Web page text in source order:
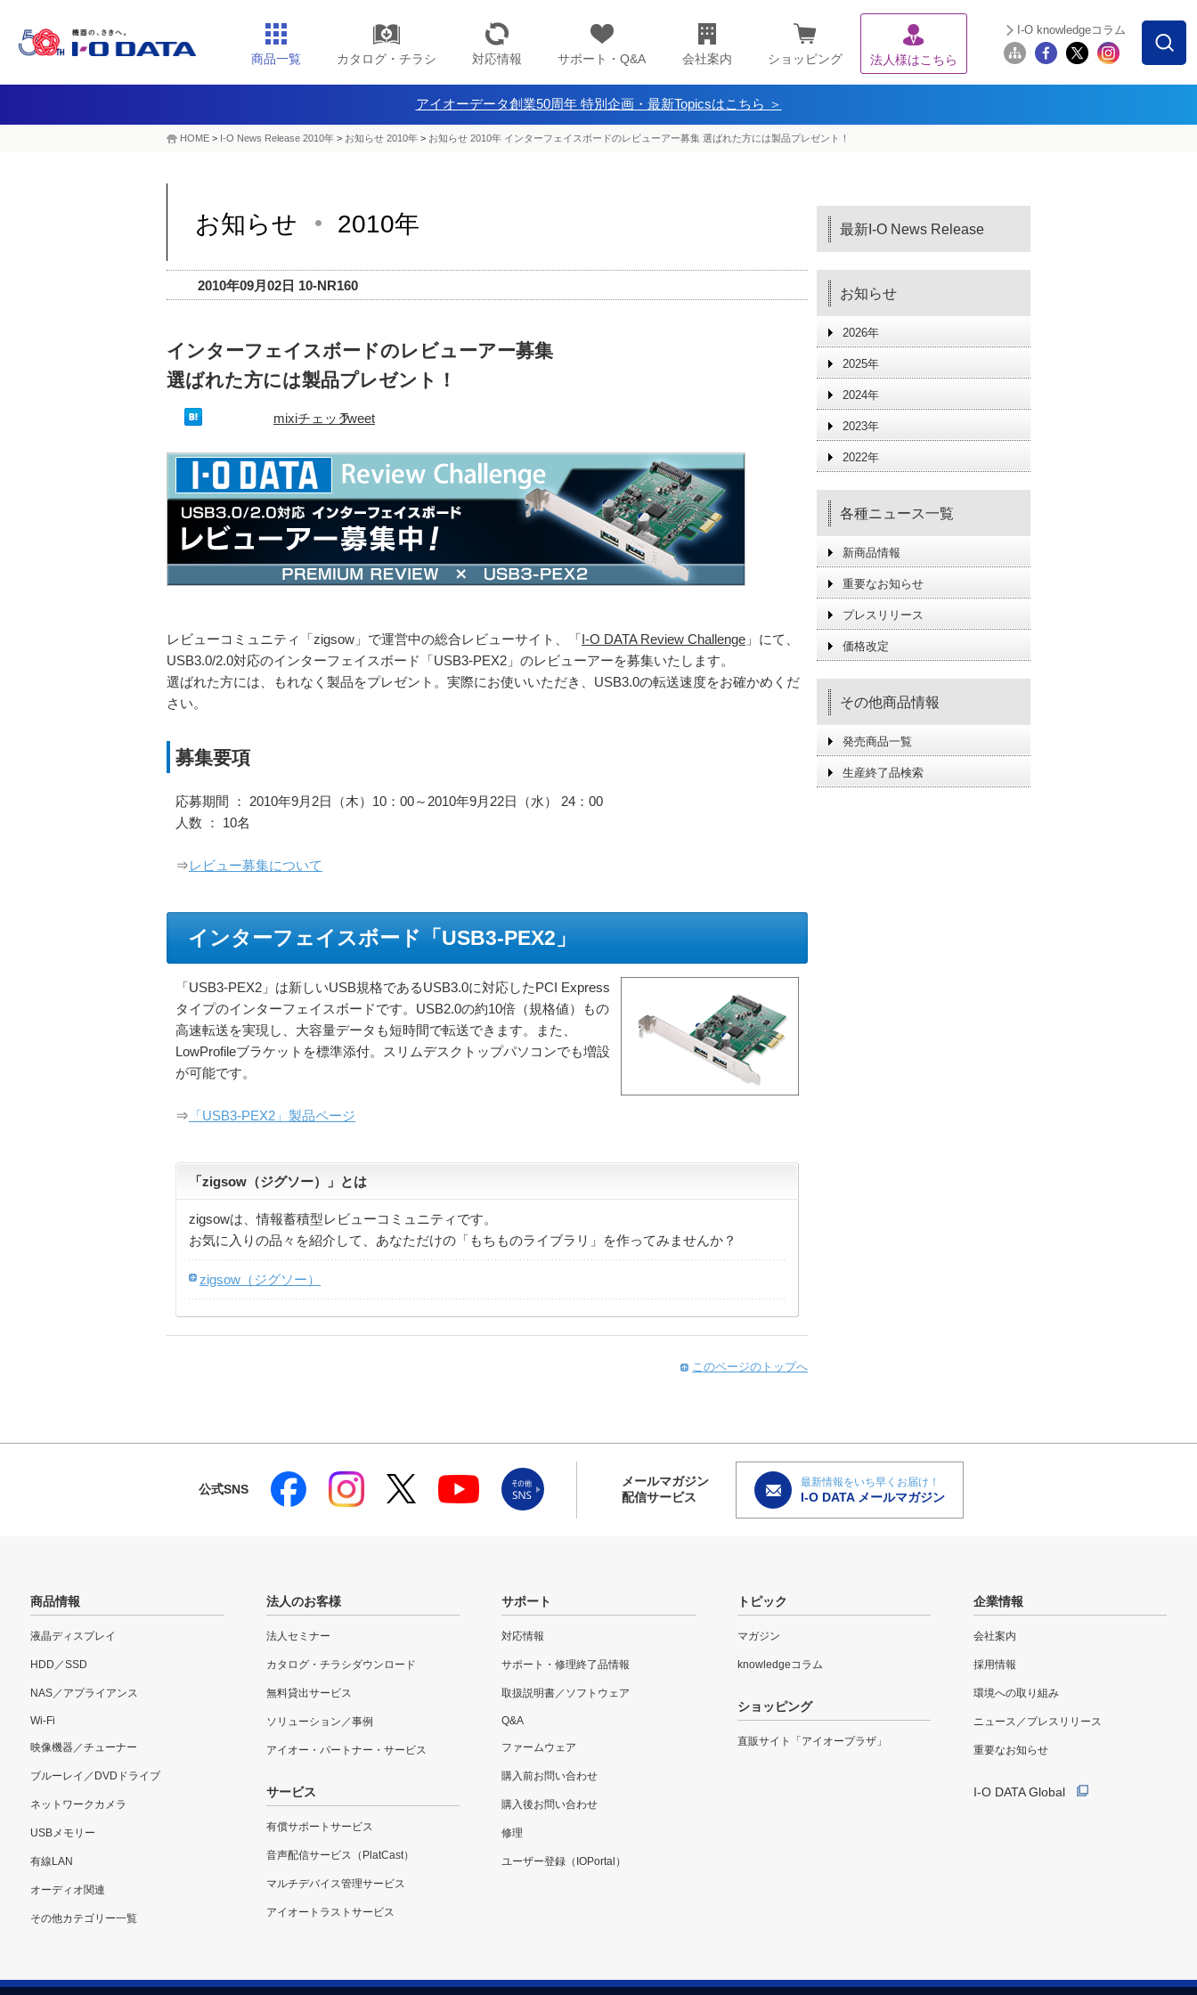
商品一覧 カタログ・チラシ 対応情報 サポート・Q&A 会社案内 ショッピング 法人様はこちら
I-O knowledgeコラム
アイオーデータ創業50周年 特別企画・最新Topicsはこちら ＞
HOME > I-O News Release 2010年 > お知らせ 2010年 > お知らせ 2010年 インターフェイスボードのレビューアー募集 選ばれた方には製品プレゼント！
お知らせ 2010年
2010年09月02日 10-NR160
インターフェイスボードのレビューアー募集
選ばれた方には製品プレゼント！
mixiチェックTweet
レビューコミュニティ「zigsow」で運営中の総合レビューサイト、「I-O DATA Review Challenge 」にて、
USB3.0/2.0対応のインターフェイスボード「USB3-PEX2」のレビューアーを募集いたします。
選ばれた方には、もれなく製品をプレゼント。実際にお使いいただき、USB3.0の転送速度をお確かめくだ
さい。
募集要項
応募期間 ： 2010年9月2日（木）10：00～2010年9月22日（水） 24：00
人数 ： 10名
⇒レビュー募集について
インターフェイスボード「USB3-PEX2」
「USB3-PEX2」は新しいUSB規格であるUSB3.0に対応したPCI Express
タイプのインターフェイスボードです。USB2.0の約10倍（規格値）もの
高速転送を実現し、大容量データも短時間で転送できます。また、
LowProfileブラケットを標準添付。スリムデスクトップパソコンでも増設
が可能です。
⇒ 「USB3-PEX2」製品ページ
「zigsow（ジグソー）」とは
zigsowは、情報蓄積型レビューコミュニティです。
お気に入りの品々を紹介して、あなただけの「もちものライブラリ」を作ってみませんか？
zigsow（ジグソー）
このページのトップへ
最新I-O News Release
お知らせ
2026年
2025年
2024年
2023年
2022年
各種ニュース一覧
新商品情報
重要なお知らせ
プレスリリース
価格改定
その他商品情報
発売商品一覧
生産終了品検索
公式SNS
メールマガジン
配信サービス
最新情報をいち早くお届け！
I-O DATA メールマガジン
商品情報
液晶ディスプレイ
HDD／SSD
NAS／アプライアンス
Wi-Fi
映像機器／チューナー
ブルーレイ／DVDドライブ
ネットワークカメラ
USBメモリー
有線LAN
オーディオ関連
その他カテゴリー一覧
法人のお客様
法人セミナー
カタログ・チラシダウンロード
無料貸出サービス
ソリューション／事例
アイオー・パートナー・サービス
サービス
有償サポートサービス
音声配信サービス（PlatCast）
マルチデバイス管理サービス
アイオートラストサービス
サポート
対応情報
サポート・修理終了品情報
取扱説明書／ソフトウェア
Q&A
ファームウェア
購入前お問い合わせ
購入後お問い合わせ
修理
ユーザー登録（IOPortal）
トピック
マガジン
knowledgeコラム
ショッピング
直販サイト「アイオープラザ」
企業情報
会社案内
採用情報
環境への取り組み
ニュース／プレスリリース
重要なお知らせ
I-O DATA Global